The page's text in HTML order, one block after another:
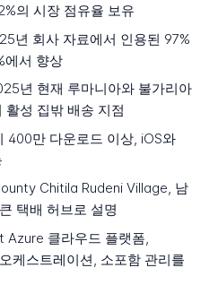
의 시장 점유율 보유
년 회사 자료에서 인용된 97%
에서 향상
년 현재 루마니아와 불가리아
활성 집밖 배송 지점
400만 다운로드 이상, iOS와
Chitila Rudeni Village, 남
택배 허브로 설명
Azure 클라우드 플랫폼,
케스트레이션, 소포함 관리를